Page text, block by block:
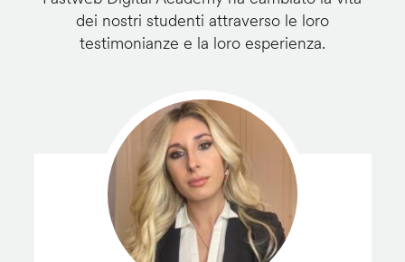
dei nostri studenti attraverso le loro
testimonianze e la loro esperienza.